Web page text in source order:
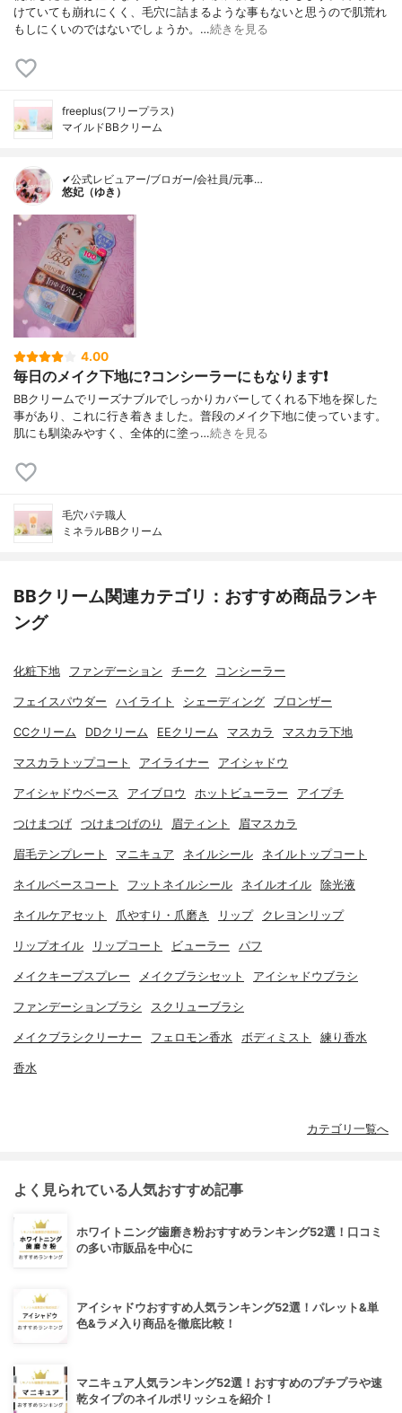
けていても崩れにくく、毛穴に詰まるような事もないと思うので肌荒れ
もしにくいのではないでしょうか。…続きを見る
freeplus(フリープラス)
マイルドBBクリーム
✔公式レビュアー/ブロガー/会社員/元事…
悠妃（ゆき）
4.00
毎日のメイク下地に?コンシーラーにもなります❗
BBクリームでリーズナブルでしっかりカバーしてくれる下地を探した
事があり、これに行き着きました。普段のメイク下地に使っています。
肌にも馴染みやすく、全体的に塗っ…続きを見る
毛穴パテ職人
ミネラルBBクリーム
BBクリーム関連カテゴリ：おすすめ商品ランキ
ング
化粧下地 ファンデーション チーク コンシーラー
フェイスパウダー ハイライト シェーディング ブロンザー
CCクリーム DDクリーム EEクリーム マスカラ マスカラ下地
マスカラトップコート アイライナー アイシャドウ
アイシャドウベース アイブロウ ホットビューラー アイプチ
つけまつげ つけまつげのり 眉ティント 眉マスカラ
眉毛テンプレート マニキュア ネイルシール ネイルトップコート
ネイルベースコート フットネイルシール ネイルオイル 除光液
ネイルケアセット 爪やすり・爪磨き リップ クレヨンリップ
リップオイル リップコート ビューラー パフ
メイクキープスプレー メイクブラシセット アイシャドウブラシ
ファンデーションブラシ スクリューブラシ
メイクブラシクリーナー フェロモン香水 ボディミスト 練り香水
香水
カテゴリ一覧へ
よく見られている人気おすすめ記事
ホワイトニング歯磨き粉おすすめランキング52選！口コミ
の多い市販品を中心に
アイシャドウおすすめ人気ランキング52選！パレット&単
色&ラメ入り商品を徹底比較！
マニキュア人気ランキング52選！おすすめのプチプラや速
乾タイプのネイルポリッシュを紹介！